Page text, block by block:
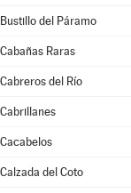
Bustillo del Páramo
Cabañas Raras
Cabreros del Río
Cabrillanes
Cacabelos
Calzada del Coto